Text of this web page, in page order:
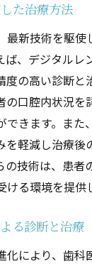
た治療方法
最新技術を駆使
ば、デジタルレ
の高い診断と
の口腔内状況を
できます。また
を軽減し治療後
技術は、患者
る環境を提供
る診断と治療
化により、歯科